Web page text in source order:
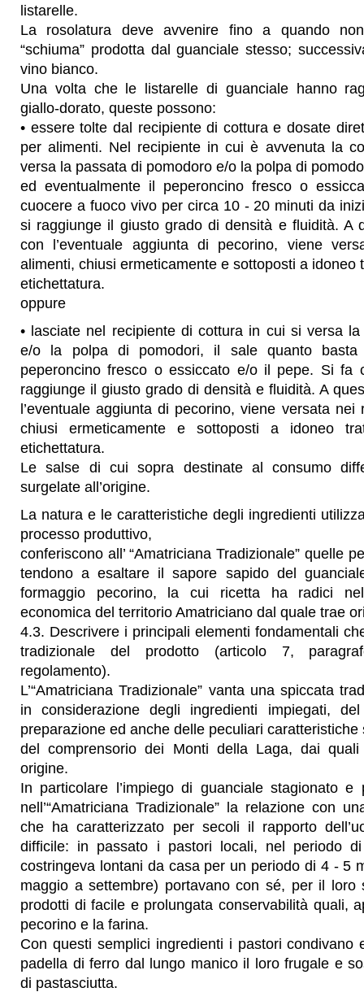
listarelle.
La rosolatura deve avvenire fino a quando
“schiuma” prodotta dal guanciale stesso;
vino bianco.
Una volta che le listarelle di guanciale hanno
giallo-dorato, queste possono:
• essere tolte dal recipiente di cottura e dosate
per alimenti. Nel recipiente in cui è avvenuta la
versa la passata di pomodoro e/o la polpa di
ed eventualmente il peperoncino fresco o
cuocere a fuoco vivo per circa 10 - 20 minuti da
si raggiunge il giusto grado di densità e fluidità. A
con l’eventuale aggiunta di pecorino, viene
alimenti, chiusi ermeticamente e sottoposti a idoneo
etichettatura.
oppure
• lasciate nel recipiente di cottura in cui si versa
e/o la polpa di pomodori, il sale quanto basta
peperoncino fresco o essiccato e/o il pepe. Si fa
raggiunge il giusto grado di densità e fluidità. A
l’eventuale aggiunta di pecorino, viene versata
chiusi ermeticamente e sottoposti a idoneo
etichettatura.
Le salse di cui sopra destinate al consumo
surgelate all’origine.
La natura e le caratteristiche degli ingredienti
processo produttivo,
conferiscono all’ “Amatriciana Tradizionale” quelle
tendono a esaltare il sapore sapido del
formaggio pecorino, la cui ricetta ha radici
economica del territorio Amatriciano dal quale trae
4.3. Descrivere i principali elementi fondamentali
tradizionale del prodotto (articolo 7,
regolamento).
L’“Amatriciana Tradizionale” vanta una spiccata
in considerazione degli ingredienti impiegati,
preparazione ed anche delle peculiari
del comprensorio dei Monti della Laga, dai
origine.
In particolare l’impiego di guanciale stagionato e
nell’“Amatriciana Tradizionale” la relazione con
che ha caratterizzato per secoli il rapporto
difficile: in passato i pastori locali, nel periodo
costringeva lontani da casa per un periodo di 4 - 5
maggio a settembre) portavano con sé, per il loro
prodotti di facile e prolungata conservabilità quali,
pecorino e la farina.
Con questi semplici ingredienti i pastori condivano
padella di ferro dal lungo manico il loro frugale e
di pastasciutta.